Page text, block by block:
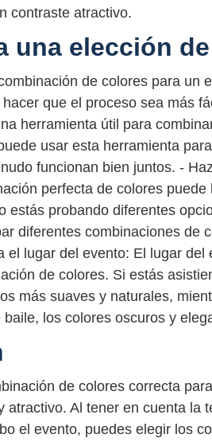
contraste atractivo.
una elección
de colores para un
que el proceso sea más
herramienta útil para
usar esta herramienta
funcionan bien juntos. -
perfecta de colores
estás probando diferentes
diferentes combinaciones de
el lugar del evento: El lugar
de colores. Si estás
más suaves y naturales,
los colores oscuros y
de colores correcta
atractivo. Al tener en cuenta la
el evento, puedes elegir los